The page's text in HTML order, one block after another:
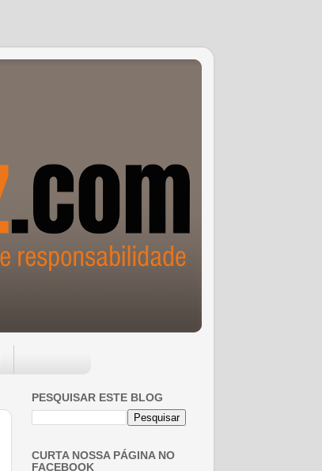
PESQUISAR ESTE BLOG
CURTA NOSSA PÁGINA NO
FACEBOOK